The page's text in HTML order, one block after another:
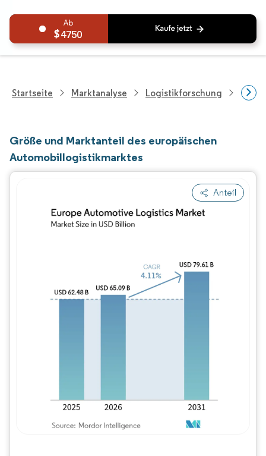
4750
Startseite Marktanalyse Logistikforschung
Größe und Marktanteil des europäischen
Automobillogistikmarktes
Anteil